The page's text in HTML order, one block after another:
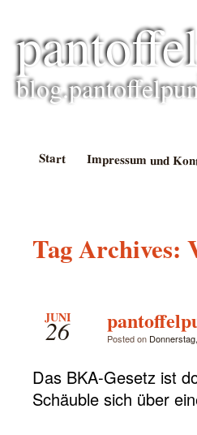
Start Impressum und
Tag Archives:
JUNI
26 Posted on
Das BKA-Gesetz ist
Schäuble sich über